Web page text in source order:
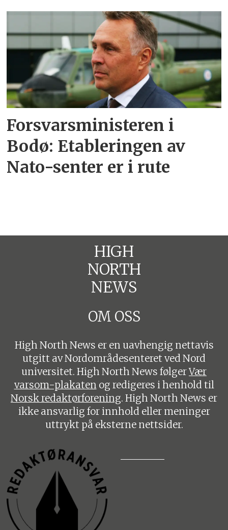
Forsvarsministeren i
Bodø: Etableringen av
Nato-senter er i rute
HIGH
NORTH
NEWS
OM OSS
High North News er en uavhengig nettavis
utgitt av Nordområdesenteret ved Nord
universitet. High North News følgerVær
varsom-plakaten og redigeres i henhold til
Norsk redaktørforening. High North News er
ikke ansvarlig for innhold eller meninger
uttrykt på eksterne nettsider.